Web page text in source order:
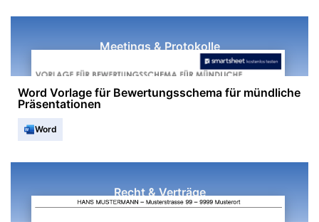
Meetings & Protokolle
Word Vorlage für Bewertungsschema für mündliche
Präsentationen
Word
Recht & Verträge